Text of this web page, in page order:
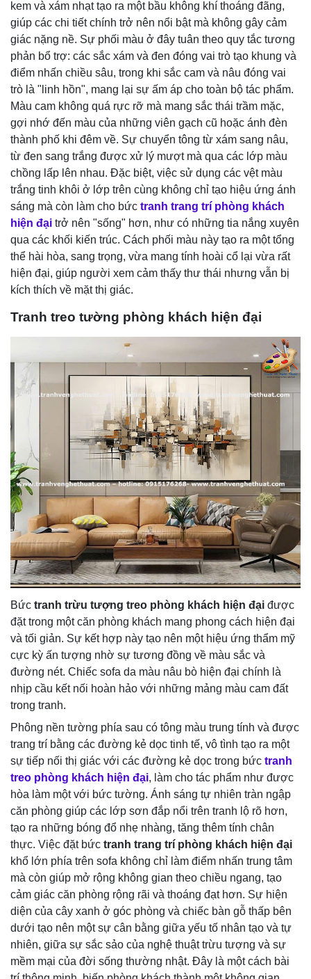
kem và xám nhạt tạo ra một bầu không khí thoáng đãng,
giúp các chi tiết chính trở nên nổi bật mà không gây cảm
giác nặng nề. Sự phối màu ở đây tuân theo quy tắc tương
phản bổ trợ: các sắc xám và đen đóng vai trò tạo khung và
điểm nhấn chiều sâu, trong khi sắc cam và nâu đóng vai
trò là "linh hồn", mang lại sự ấm áp cho toàn bộ tác phẩm.
Màu cam không quá rực rỡ mà mang sắc thái trầm mặc,
gợi nhớ đến màu của những viên gạch cũ hoặc ánh đèn
thành phố khi đêm về. Sự chuyển tông từ xám sang nâu,
từ đen sang trắng được xử lý mượt mà qua các lớp màu
chồng lấp lên nhau. Đặc biệt, việc sử dụng các vệt màu
trắng tinh khôi ở lớp trên cùng không chỉ tạo hiệu ứng ánh
sáng mà còn làm cho bức tranh trang trí phòng khách
hiện đại trở nên "sống" hơn, như có những tia nắng xuyên
qua các khối kiến trúc. Cách phối màu này tạo ra một tổng
thể hài hòa, sang trọng, vừa mang tính hoài cổ lại vừa rất
hiện đại, giúp người xem cảm thấy thư thái nhưng vẫn bị
kích thích về mặt thị giác.
Tranh treo tường phòng khách hiện đại
Bức tranh trừu tượng treo phòng khách hiện đại được
đặt trong một căn phòng khách mang phong cách hiện đại
và tối giản. Sự kết hợp này tạo nên một hiệu ứng thẩm mỹ
cực kỳ ấn tượng nhờ sự tương đồng về màu sắc và
đường nét. Chiếc sofa da màu nâu bò hiện đại chính là
nhịp cầu kết nối hoàn hảo với những mảng màu cam đất
trong tranh.
Phông nền tường phía sau có tông màu trung tính và được
trang trí bằng các đường kẻ dọc tinh tế, vô tình tạo ra một
sự tiếp nối thị giác với các đường kẻ dọc trong bức tranh
treo phòng khách hiện đại, làm cho tác phẩm như được
hòa làm một với bức tường. Ánh sáng tự nhiên tràn ngập
căn phòng giúp các lớp sơn đắp nổi trên tranh lộ rõ hơn,
tạo ra những bóng đổ nhẹ nhàng, tăng thêm tính chân
thực. Việc đặt bức tranh trang trí phòng khách hiện đại
khổ lớn phía trên sofa không chỉ làm điểm nhấn trung tâm
mà còn giúp mở rộng không gian theo chiều ngang, tạo
cảm giác căn phòng rộng rãi và thoáng đạt hơn. Sự hiện
diện của cây xanh ở góc phòng và chiếc bàn gỗ thấp bên
dưới tạo nên một sự cân bằng giữa yếu tố nhân tạo và tự
nhiên, giữa sự sắc sảo của nghệ thuật trừu tượng và sự
mềm mại của đời sống thường nhật. Đây là một cách bài